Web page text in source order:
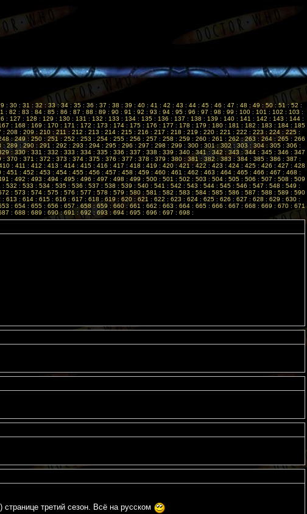
: 30 : 31 : 32 : 33 : 34 : 35 : 36 : 37 : 38 : 39 : 40 : 41 : 42 : 43 : 44 : 45 : 46 : 47 : 48 : 49 : 50 : 51 : 52 :
: 82 : 83 : 84 : 85 : 86 : 87 : 88 : 89 : 90 : 91 : 92 : 93 : 94 : 95 : 96 : 97 : 98 : 99 : 100 : 101 : 102 : 103 :
: 127 : 128 : 129 : 130: 131 : 132 : 133 : 134: 135: 136 : 137 : 138 : 139 : 140: 141 : 142 : 143 : 144:
: 168 : 169 : 170 : 171 : 172 : 173 : 174 : 175 : 176 : 177 : 178 : 179 : 180 : 181 : 182 : 183 : 184 : 185
: 208 : 209 : 210 : 211 : 212 : 213 : 214 : 215 : 216 : 217 : 218 : 219 : 220 : 221 : 222 : 223 : 224 : 225 :
:249: 250 : 251 : 252 : 253 : 254 : 255 : 256 : 257 : 258 : 259 : 260 : 261 : 262:263 : 264 : 265 : 266
:289 :290: 291 : 292 : 293 : 294: 295: 296 : 297 : 298 : 299 : 300: 301 :302: 303: 304: 305 : 306 :
: 330: 331 : 332 : 333 : 334: 335: 336 : 337 : 338 : 339 : 340:341: 342 : 343 : 344: 345: 346 : 347
: 370: 371 : 372 : 373 : 374: 375: 376 : 377 : 378 : 379 : 380: 381 : 382 : 383 : 384: 385: 386 : 387 :
: 411 : 412 : 413 : 414: 415: 416 : 417 : 418 : 419 : 420: 421 : 422 : 423 : 424: 425: 426 : 427 : 428
: 451 : 452 : 453 : 454: 455: 456 : 457 : 458 : 459 : 460: 461 : 462 : 463 : 464: 465: 466 : 467 : 468 :
: 492 : 493 : 494 : 495 : 496 : 497 : 498 : 499 : 500 : 501 : 502 : 503 : 504 : 505 : 506 : 507 : 508 : 509
: 532 : 533 : 534 : 535 : 536 : 537 : 538 : 539 : 540 : 541 : 542 : 543 : 544 : 545 : 546 : 547 : 548 : 549 :
: 573 : 574 : 575 : 576 : 577 : 578 : 579 : 580 : 581 : 582 : 583 : 584 : 585 : 586 : 587 : 588 : 589 : 590
: 613 : 614 : 615 : 616 : 617 : 618 : 619 : 620 : 621 : 622 : 623 : 624 : 625 : 626 : 627 : 628 : 629 : 630 :
: 654 : 655 : 656 : 657 : 658 : 659 : 660 : 661 : 662 : 663 : 664 : 665 : 666 : 667 : 668 : 669 : 670 : 671
: 688 : 689 : 690 :691 : 692 : 693 : 694 : 695 : 696 : 697 : 698 :
странице третий сезон. Всё на русском